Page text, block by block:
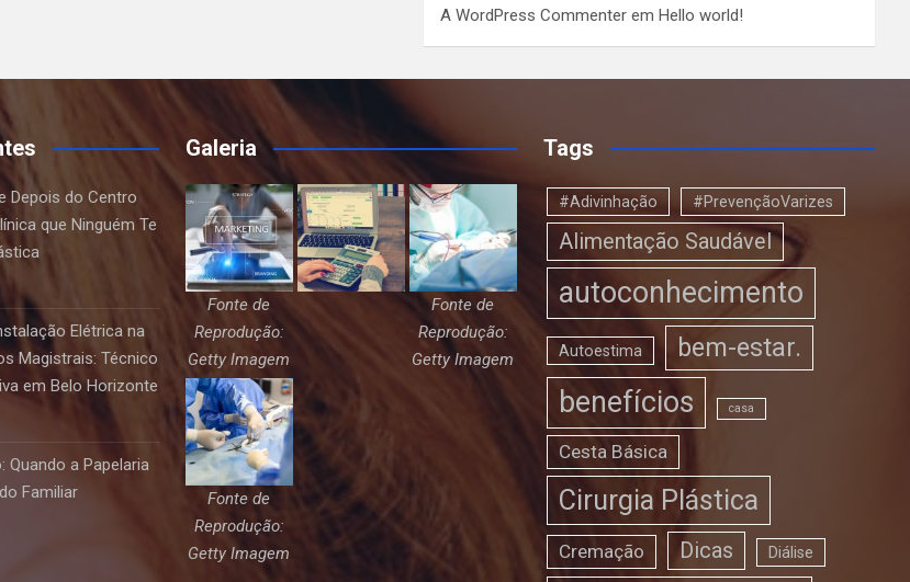
A WordPress Commenter emHello world!
Depois do Centro
que Ninguém Te
Elétrica na
Magistrais: Técnico
em Belo Horizonte
Quando a Papelaria
Familiar
Galeria
Fonte de
Reprodução:
Getty Imagem
Fonte de
Reprodução:
Getty Imagem
Fonte de
Reprodução:
Getty Imagem
Tags
#Adivinhação #PrevençãoVarizes
Alimentação Saudável
autoconhecimento
Autoestima bem-estar.
benefícios casa
Cesta Básica
Cirurgia Plástica
Cremação Dicas Diálise